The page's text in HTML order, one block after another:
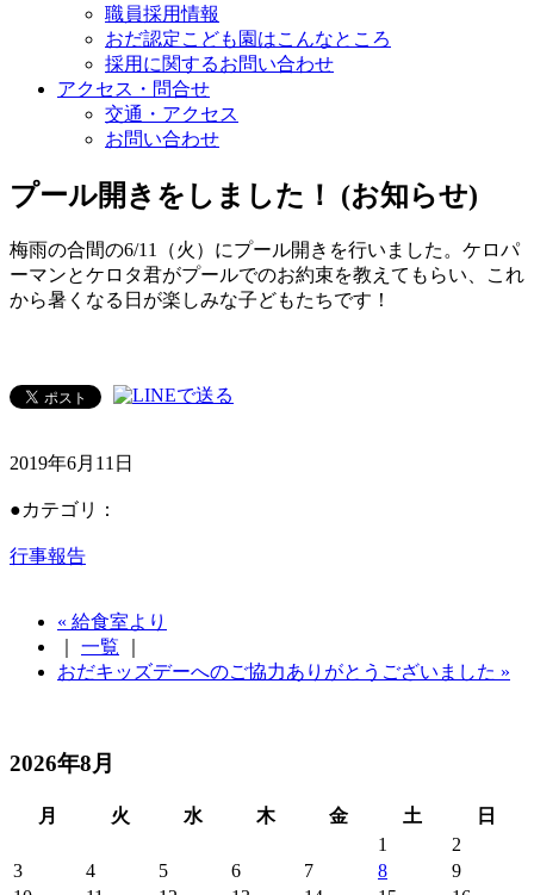
職員採用情報
おだ認定こども園はこんなところ
採用に関するお問い合わせ
アクセス・問合せ
交通・アクセス
お問い合わせ
プール開きをしました！ (お知らせ)
梅雨の合間の6/11（火）にプール開きを行いました。ケロパ
ーマンとケロタ君がプールでのお約束を教えてもらい、これ
から暑くなる日が楽しみな子どもたちです！
2019年6月11日
●カテゴリ：
行事報告
« 給食室より
一覧
おだキッズデーへのご協力ありがとうございました »
2026年8月
月 火 水 木 金 土 日
1
2
3
4 5 6 7 8
9